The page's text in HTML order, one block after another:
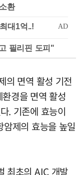
환
필리핀 도피"
의 면역 활성 기전
경을 면역 활성
. 기존에 효능이
제의 효능을 높일
최초의 AIC 개발